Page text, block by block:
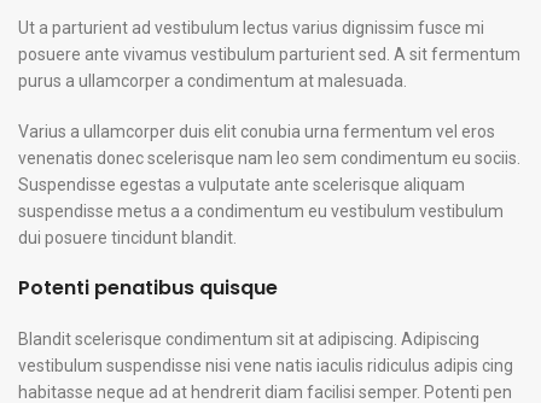
Ut a parturient ad vestibulum lectus varius dignissim fusce mi
posuere ante vivamus vestibulum parturient sed. A sit fermentum
purus a ullamcorper a condimentum at malesuada.
Varius a ullamcorper duis elit conubia urna fermentum vel eros
venenatis donec scelerisque nam leo sem condimentum eu sociis.
Suspendisse egestas a vulputate ante scelerisque aliquam
suspendisse metus a a condimentum eu vestibulum vestibulum
dui posuere tincidunt blandit.
Potenti penatibus quisque
Blandit scelerisque condimentum sit at adipiscing. Adipiscing
vestibulum suspendisse nisi vene natis iaculis ridiculus adipis cing
habitasse neque ad at hendrerit diam facilisi semper. Potenti pen